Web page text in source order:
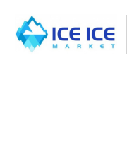
9:00-18:00